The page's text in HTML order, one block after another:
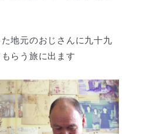
地元のおじさんに九十九
らう旅に出ます